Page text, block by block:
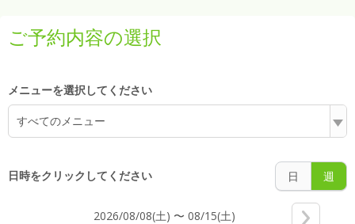
ご予約内容の選択
メニューを選択してください
すべてのメニュー
日時をクリックしてください 日 週
2026/08/08(土) 〜 08/15(土)